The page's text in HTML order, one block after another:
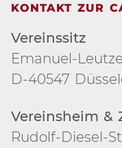
KONTAKT ZUR
Vereinssitz
Emanuel-
D-40547
Vereinsheim &
Rudolf-Diesel-